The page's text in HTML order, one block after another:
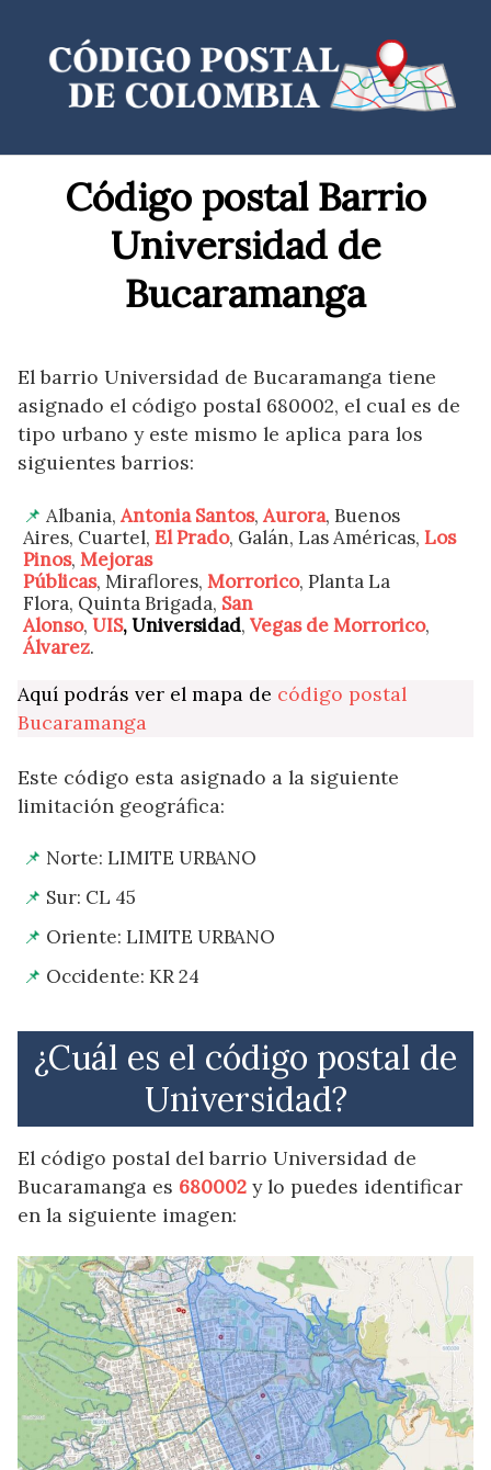
contenido
Código postal Barrio
Universidad de
Bucaramanga
El barrio Universidad de Bucaramanga tiene
asignado el código postal 680002, el cual es de
tipo urbano y este mismo le aplica para los
siguientes barrios:
Albania, Antonia Santos, Aurora, Buenos
Aires, Cuartel, El Prado, Galán, Las Américas, Los
Pinos, Mejoras
Públicas, Miraflores, Morrorico, Planta La
Flora, Quinta Brigada, San
Alonso, UIS,Universidad, Vegas de Morrorico,
Álvarez.
Aquí podrás ver el mapa de código postal
Bucaramanga
Este código esta asignado a la siguiente
limitación geográfica:
Norte: LIMITE URBANO
Sur: CL 45
Oriente: LIMITE URBANO
Occidente: KR 24
¿Cuál es el código postal de
Universidad?
El código postal del barrio Universidad de
Bucaramanga es 680002 y lo puedes identificar
en la siguiente imagen: